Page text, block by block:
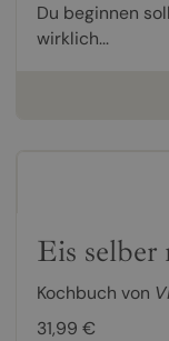
Du beginnen
wirklich...
Eis selber
Kochbuch von
31,99 €